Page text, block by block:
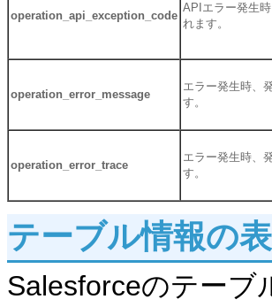
operation_api_exception_code
APIエラー発生
れます。
operation_error_message
エラー発生時、
す。
operation_error_trace
エラー発生時、
す。
テーブル情報の
Salesforceのテーブ